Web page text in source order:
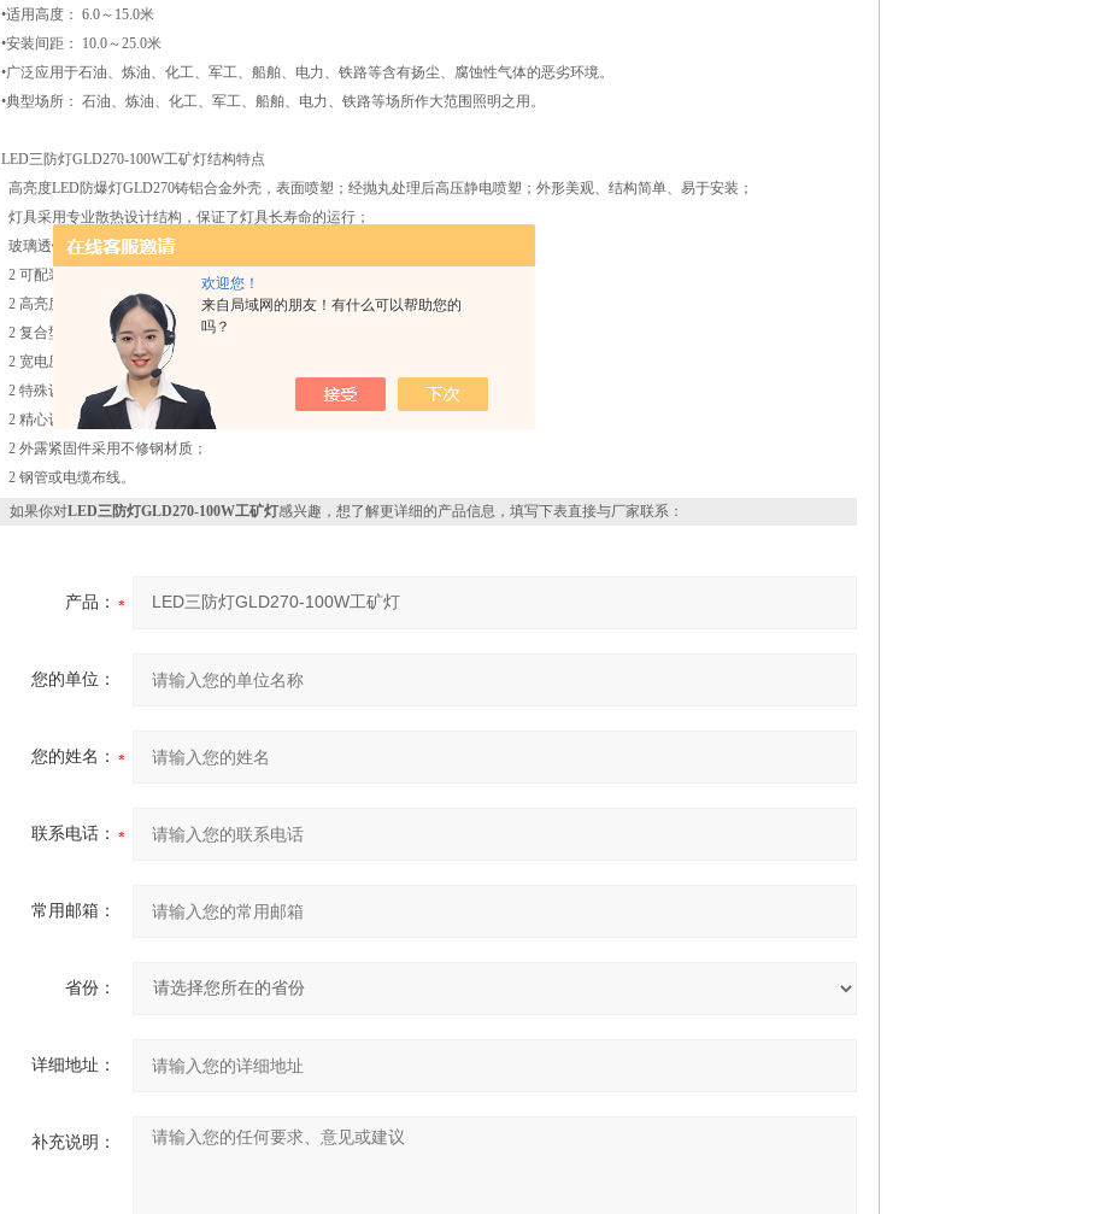
欢迎您！
来自局域网的朋友！有什么可以帮助您的
吗？
•适用高度： 6.0～15.0米
•安装间距： 10.0～25.0米
•广泛应用于石油、炼油、化工、军工、船舶、电力、铁路等含有扬尘、腐蚀性气体的恶劣环境。
•典型场所： 石油、炼油、化工、军工、船舶、电力、铁路等场所作大范围照明之用。
LED三防灯GLD270-100W工矿灯结构特点
高亮度LED防爆灯GLD270铸铝合金外壳，表面喷塑；经抛丸处理后高压静电喷塑；外形美观、结构简单、易于安装；
灯具采用专业散热设计结构，保证了灯具长寿命的运行；
玻璃透镜采用特制钢化玻璃，可承受7J以上耐冲击，强度高；
2 可配装高亮度LED光源，性能稳定可靠；
2 高亮度LED光源体积小、光效高、功耗低、理论寿命长达50000小时；
2 复合型结构设计，接线腔采用增安型结构，电源连接方便快捷；
2 宽电压范围，满足用户工业现场的使用要求；
2 特殊设计的密封结构，产品防护等级高；
2 精心设计的安装附件，安装方便快捷；
2 外露紧固件采用不修钢材质；
2 钢管或电缆布线。
如果你对LED三防灯GLD270-100W工矿灯感兴趣，想了解更详细的产品信息，填写下表直接与厂家联系：
产品：
您的单位：
您的姓名：
联系电话：
常用邮箱：
省份：
详细地址：
补充说明：